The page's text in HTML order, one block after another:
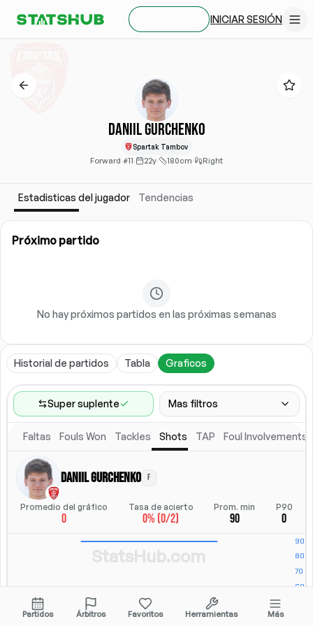
INICIAR SESIÓN
Daniil Gurchenko
Spartak Tambov
Forward·#11· 22y· 180cm· Right
Estadisticas del jugador Tendencias
Próximo partido
No hay próximos partidos en las próximas semanas
Historial de partidos Tabla Graficos
Super suplente Mas filtros
Rango de partidos
Posicion
Posicion
Alineacion titular
Alineacion titular
Faltas Fouls Won Tackles Shots TAP Foul Involvements
Daniil Gurchenko F
Promedio del gráfico
0
Tasa de acierto
0% (0/2)
Prom. min
90
P90
0
Partidos Árbitros Favoritos Herramientas Más